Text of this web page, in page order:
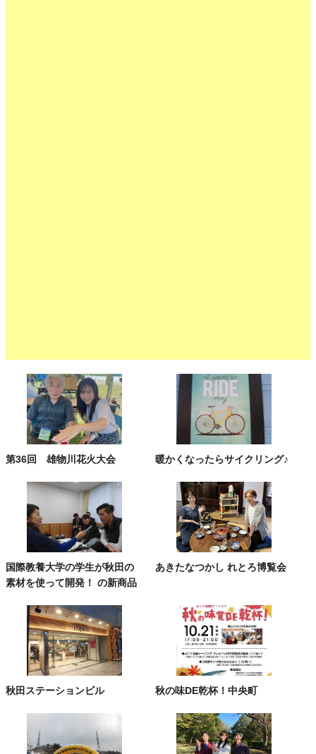
第36回 雄物川花火大会 暖かくなったらサイクリング♪
国際教養大学の学生が秋田の
素材を使って開発！ の新商品
あきたなつかし れとろ博覧会
秋田ステーションビル 秋の味DE乾杯！中央町